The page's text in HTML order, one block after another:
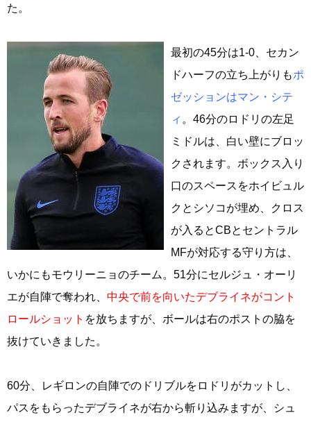
た。
最初の45分は1-0、セカン
ドハーフの立ち上がりもポ
ゼッションはマン・シテ
ィ 。46分のロドリの左足
ミドルは、白い壁にブロッ
クされます。ボックス入り
口のスペースをホイビュル
クとシソコが埋め、クロス
が入るとCBとセントラル
MFが対応する守り方は、
いかにもモウリーニョのチーム。51分にセルジュ・オーリ
エが自陣で奪われ、 中央で前を向いたデブライネがコント
ロールショット を放ちますが、ボールは右のポストの脇を
抜けていきました。
60分、レギロンの自陣でのドリブルをロドリがカットし、
パスをもらったデブライネが右から斬り込みますが、シュ